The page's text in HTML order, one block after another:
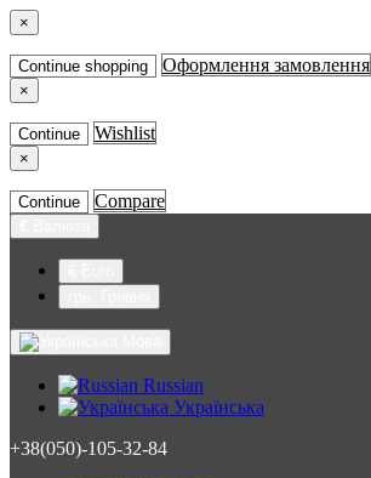
×
Continue shopping Оформлення замовлення
×
Continue Wishlist
×
Continue Compare
Russian
Українська
+38(050)-105-32-84